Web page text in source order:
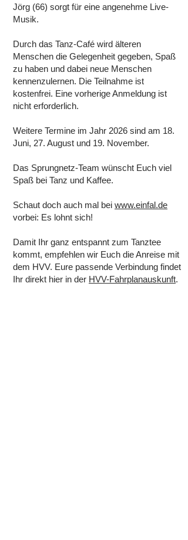
Jörg (66) sorgt für eine angenehme Live-
Musik.
Durch das Tanz-Café wird älteren
Menschen die Gelegenheit gegeben, Spaß
zu haben und dabei neue Menschen
kennenzulernen. Die Teilnahme ist
kostenfrei. Eine vorherige Anmeldung ist
nicht erforderlich.
Weitere Termine im Jahr 2026 sind am 18.
Juni, 27. August und 19. November.
Das Sprungnetz-Team wünscht Euch viel
Spaß bei Tanz und Kaffee.
Schaut doch auch mal bei www.einfal.de
vorbei: Es lohnt sich!
Damit Ihr ganz entspannt zum Tanztee
kommt, empfehlen wir Euch die Anreise mit
dem HVV. Eure passende Verbindung findet
Ihr direkt hier in der HVV-Fahrplanauskunft.